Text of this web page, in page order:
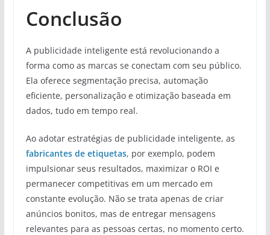
Conclusão
A publicidade inteligente está revolucionando a
forma como as marcas se conectam com seu público.
Ela oferece segmentação precisa, automação
eficiente, personalização e otimização baseada em
dados, tudo em tempo real.
Ao adotar estratégias de publicidade inteligente, as
fabricantes de etiquetas, por exemplo, podem
impulsionar seus resultados, maximizar o ROI e
permanecer competitivas em um mercado em
constante evolução. Não se trata apenas de criar
anúncios bonitos, mas de entregar mensagens
relevantes para as pessoas certas, no momento certo.